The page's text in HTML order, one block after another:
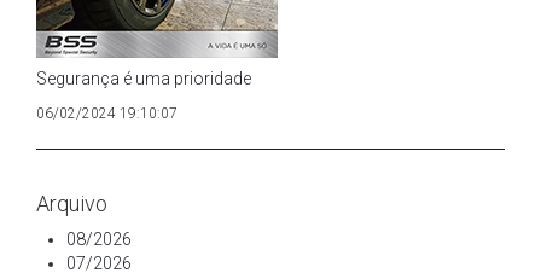
Segurança é uma prioridade
06/02/2024 19:10:07
Arquivo
08/2026
07/2026